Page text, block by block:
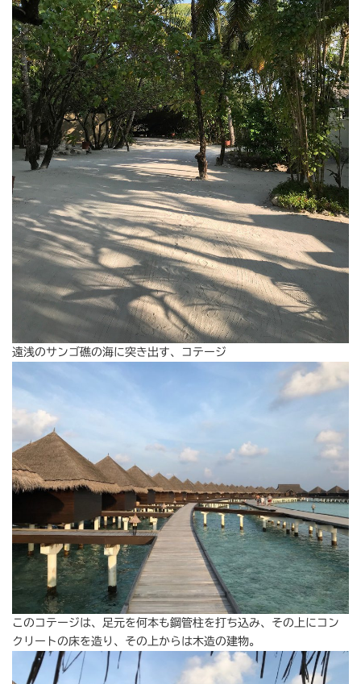
遠浅のサンゴ礁の海に突き出す、コテージ
このコテージは、足元を何本も鋼管柱を打ち込み、その上にコン
クリートの床を造り、その上からは木造の建物。